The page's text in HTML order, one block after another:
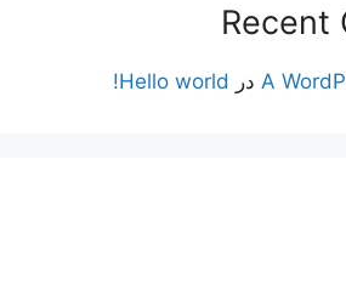
Recent
A در Hello world!